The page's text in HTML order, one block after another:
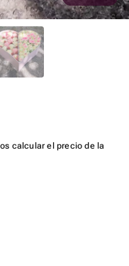
calcular el precio de la